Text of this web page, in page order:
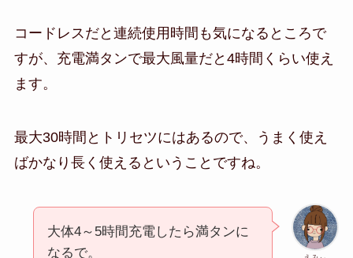
コードレスだと連続使用時間も気になるところで
すが、充電満タンで最大風量だと4時間くらい使え
ます。
最大30時間とトリセツにはあるので、うまく使え
ばかなり長く使えるということですね。
大体4～5時間充電したら満タンに
なるで。